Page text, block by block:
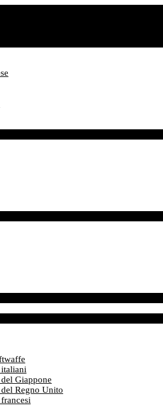
italiani
Giappone
Regno Unito